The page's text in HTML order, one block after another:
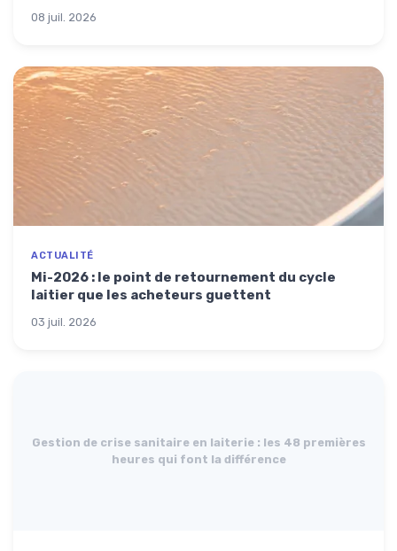
08 juil. 2026
ACTUALITÉ
Mi-2026 : le point de retournement du cycle
laitier que les acheteurs guettent
03 juil. 2026
Gestion de crise sanitaire en laiterie : les 48 premières
heures qui font la différence